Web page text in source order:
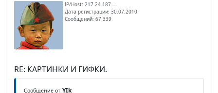
IP/Host: 217.24.187.---
Дата регистрации: 30.07.2010
Сообщений: 67 339
RE: КАРТИНКИ И ГИФКИ.
Сообщение от YIk